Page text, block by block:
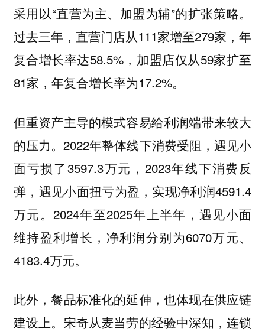
采用以“直营为主、加盟为辅”的扩张策略。
过去三年，直营门店从111家增至279家，年
复合增长率达58.5%，加盟店仅从59家扩至
81家，年复合增长率为17.2%。
但重资产主导的模式容易给利润端带来较大
的压力。2022年整体线下消费受阻，遇见小
面亏损了3597.3万元，2023年线下消费反
弹，遇见小面扭亏为盈，实现净利润4591.4
万元。2024年至2025年上半年，遇见小面
维持盈利增长，净利润分别为6070万元、
4183.4万元。
此外，餐品标准化的延伸，也体现在供应链
建设上。宋奇从麦当劳的经验中深知，连锁